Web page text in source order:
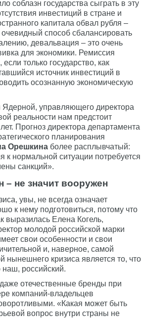
соблазн государства сыграть в эту
инвестиций в стране и
капитала обвал рубля –
способ сбалансировать
девальвация – это очень
для экономики. Ремиссия
только государство, как
источник инвестиций в
осознанную экономическую
управляющего директора
реальности нам предстоит
Прогноз директора департамента
планирования
Орешкина более расплывчатый:
к нормальной ситуации потребуется
санкций».
– не значит вооружен
увы, не всегда означает
к нему подготовиться, потому что
выразилась Елена Когель,
молодой российской марки
свои особенности и свои
и, наверное, самой
нынешнего кризиса является то, что
наш, российский.
отечественные бренды при
компаний-владельцев
«Какая может быть
вопрос внутри страны не